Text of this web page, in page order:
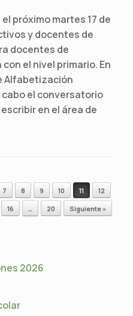
el próximo martes 17 de
y docentes de
docentes de
el nivel primario. En
Alfabetización
el conversatorio
en el área de
7 8 9 10 11
12
16 … 20 Siguiente »
2026